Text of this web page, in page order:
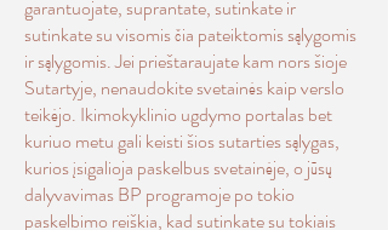
garantuojate, suprantate, sutinkate ir
sutinkate su visomis čia pateiktomis sąlygomis
ir sąlygomis. Jei prieštaraujate kam nors šioje
Sutartyje, nenaudokite svetainės kaip verslo
teikėjo. Ikimokyklinio ugdymo portalas bet
kuriuo metu gali keisti šios sutarties sąlygas,
kurios įsigalioja paskelbus svetainėje, o jūsų
dalyvavimas BP programoje po tokio
paskelbimo reiškia, kad sutinkate su tokiais